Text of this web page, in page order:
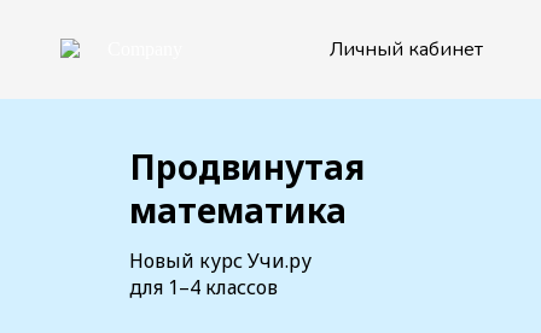
Личный кабинет
Новый курс Учи.ру
для 1–4 классов
Продвинутая
математика